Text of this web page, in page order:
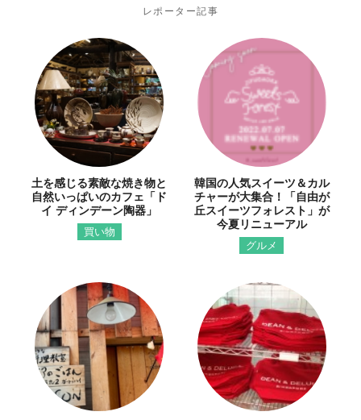
レポーター記事
土を感じる素敵な焼き物と
自然いっぱいのカフェ「ド
イ ディンデーン陶器」
買い物
韓国の人気スイーツ＆カル
チャーが大集合！「自由が
丘スイーツフォレスト」が
今夏リニューアル
グルメ